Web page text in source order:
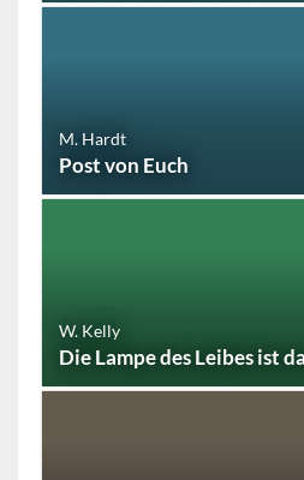
M. Hardt
Post von Euch
W. Kelly
Die Lampe des Leibes ist